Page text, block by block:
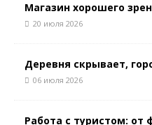
Магазин хорошего
20 июля 2026
Деревня скрывает,
06 июля 2026
Работа с туристом: от